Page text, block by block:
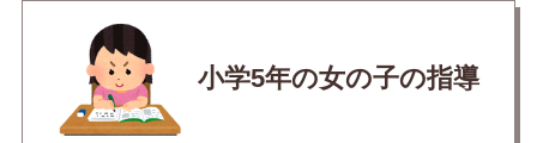
小学5年の女の子の指導